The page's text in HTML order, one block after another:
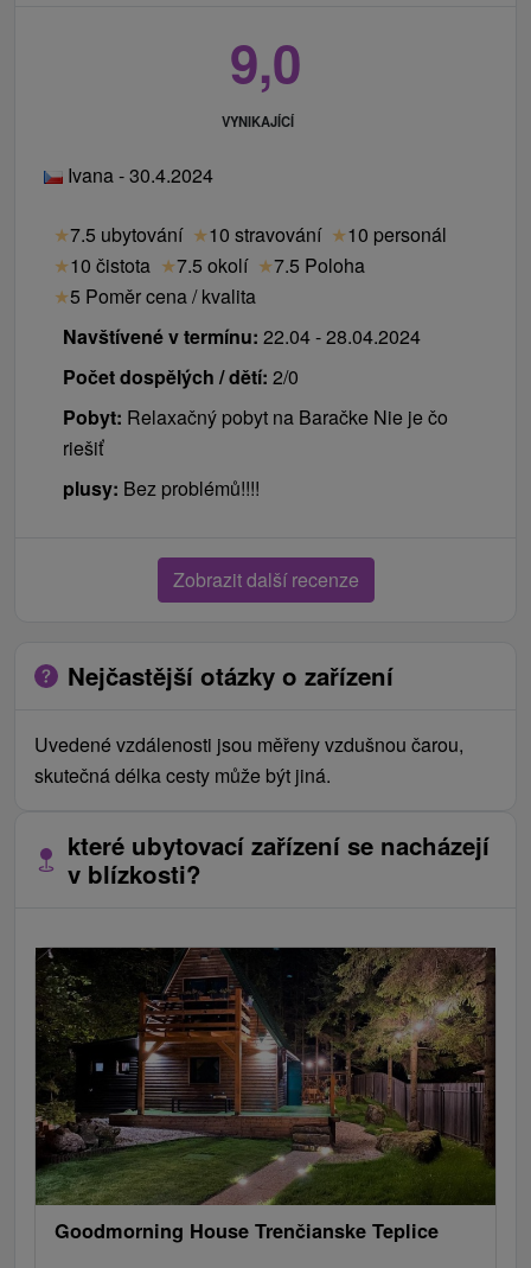
9,0
VYNIKAJÍCÍ
Ivana - 30.4.2024
★7.5 ubytování ★10 stravování ★10 personál
★10 čistota ★7.5 okolí ★7.5 Poloha
★5 Poměr cena / kvalita
Navštívené v termínu: 22.04 - 28.04.2024
Počet dospělých / dětí: 2/0
Pobyt: Relaxačný pobyt na Baračke Nie je čo
riešiť
plusy: Bez problémů!!!!
Zobrazit další recenze
Nejčastější otázky o zařízení
Uvedené vzdálenosti jsou měřeny vzdušnou čarou,
skutečná délka cesty může být jiná.
které ubytovací zařízení se nacházejí
v blízkosti?
Goodmorning House Trenčianske Teplice